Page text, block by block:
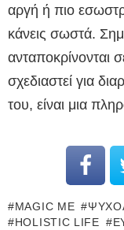
αργή ή πιο
κάνεις σωστά.
ανταποκρίνονται
σχεδιαστεί για
του, είναι μια
MAGIC ME
HOLISTIC LIFE